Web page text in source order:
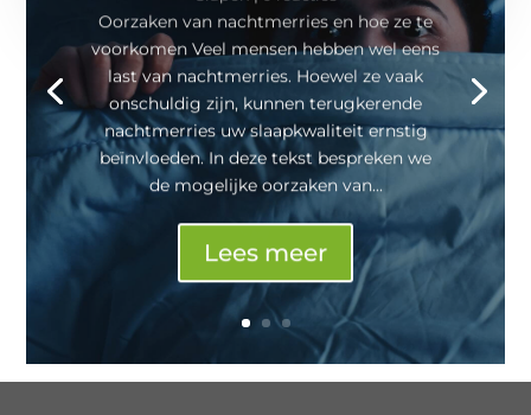
Oorzaken van nachtmerries en hoe ze te
voorkomen Veel mensen hebben wel eens
last van nachtmerries. Hoewel ze vaak
onschuldig zijn, kunnen terugkerende
nachtmerries uw slaapkwaliteit ernstig
beïnvloeden. In deze tekst bespreken we
de mogelijke oorzaken van...
Lees meer